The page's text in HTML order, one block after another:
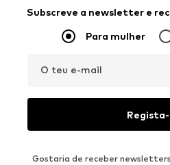
Subscreve a newsletter e
Para mulher
O teu e-mail
Gostaria de receber newsletters